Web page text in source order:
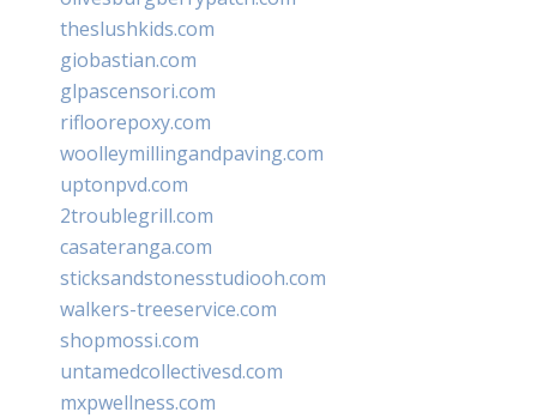
theslushkids.com
giobastian.com
glpascensori.com
rifloorepoxy.com
woolleymillingandpaving.com
uptonpvd.com
2troublegrill.com
casateranga.com
sticksandstonesstudiooh.com
walkers-treeservice.com
shopmossi.com
untamedcollectivesd.com
mxpwellness.com